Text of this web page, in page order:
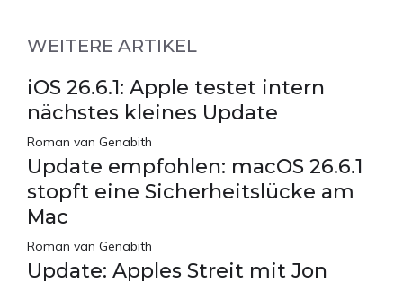
WEITERE ARTIKEL
iOS 26.6.1: Apple testet intern
nächstes kleines Update
Roman van Genabith
Update empfohlen: macOS 26.6.1
stopft eine Sicherheitslücke am
Mac
Roman van Genabith
Update: Apples Streit mit Jon